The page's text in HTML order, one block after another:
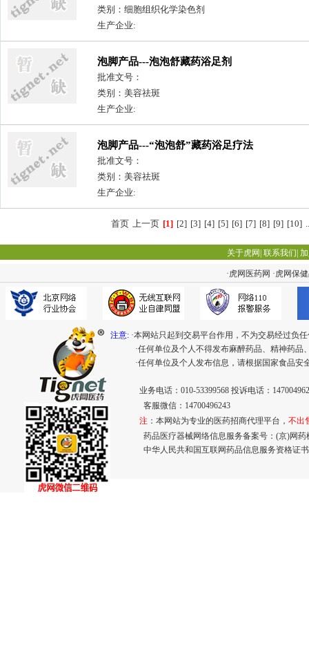
类别：细胞组织化学染色剂
生产企业:
泡脚产品---泡泡舒藏药浴足剂
批准文号：
类别：美容祛斑
生产企业:
泡脚产品---“泡泡舒”藏药浴足疗法
批准文号：
类别：美容祛斑
生产企业:
首页 上一页 [1] [2] [3] [4] [5] [6] [7] [8] [9] [10]
关于虎网 联系我们
·虎网医药网 ·虎网保
注意: ·本网站只起到交易平台作用，不为交易经过负
·任何单位及个人不得发布麻醉药品、精神药
·任何单位及个人发布信息，请根据国家食品
业务电话：010-53399568 投诉电话：
客服微信：14700496243
注 ：本网站为专业的医药招商代理平台， 不出
药品医疗器械网络信息服务备案号：(京)网
中华人民共和国互联网药品信息服务资格证